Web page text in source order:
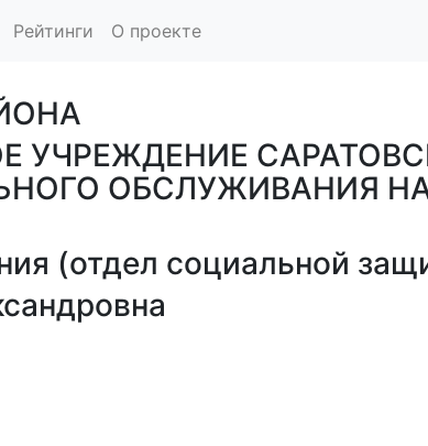
Рейтинги О проекте
УЧРЕЖДЕНИЕ
ОБСЛУЖИВАНИЯ
(отдел социальной